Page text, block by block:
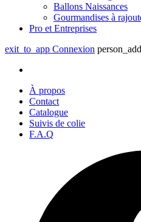
Ballons Naissances
Gourmandises à
Pro et Entreprises
exit_to_app Connexion person_add
À propos
Contact
Catalogue
Suivis de colie
F.A.Q